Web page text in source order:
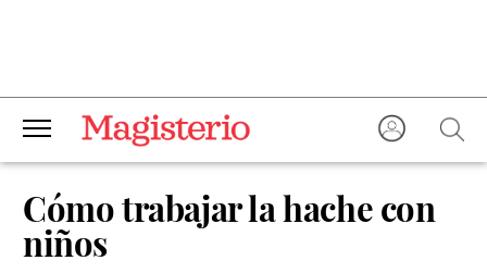
Cómo trabajar la hache con
niños